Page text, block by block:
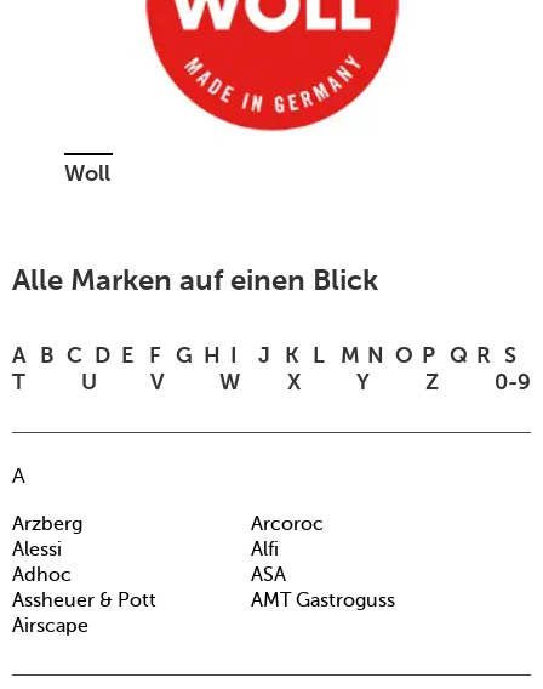
Woll
Alle Marken auf einen Blick
A B C D E F G H J K L M N O P Q R
S
T
U V W X Y Z 0-9
A
Arzberg
Arcoroc
Alessi
Alfi
Adhoc
ASA
Assheuer & Pott
AMT Gastroguss
Airscape